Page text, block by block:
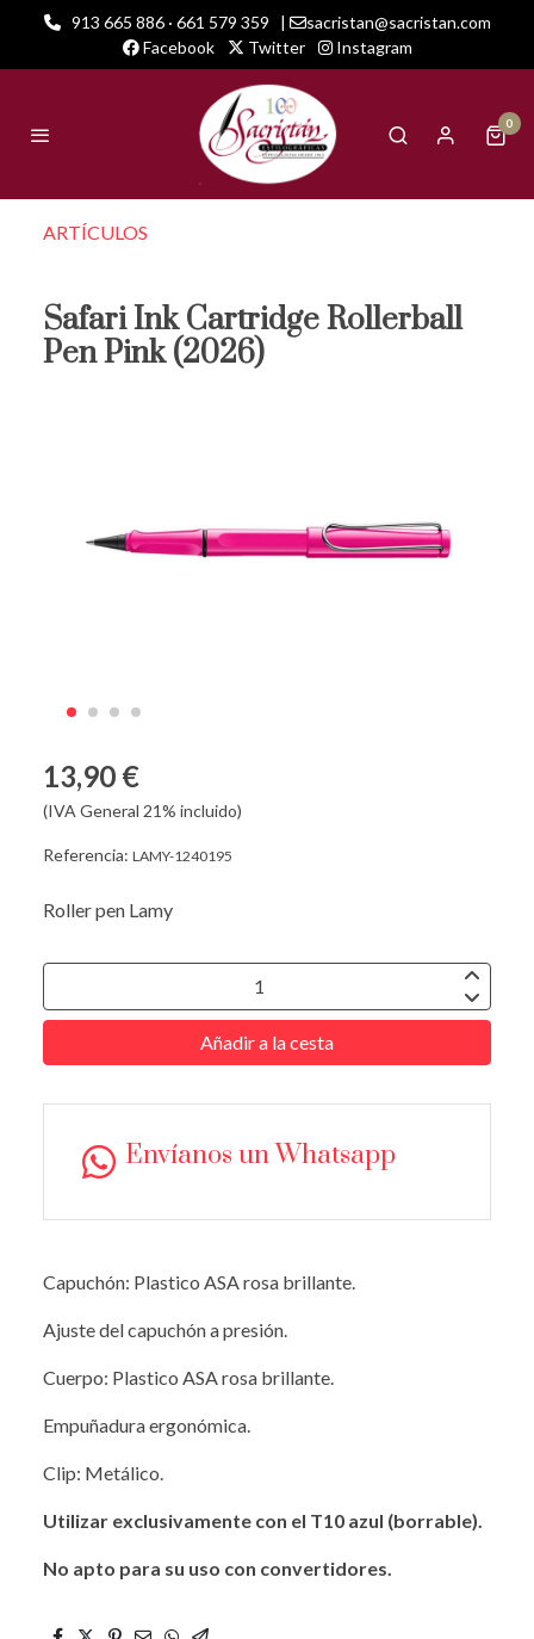
913 665 886 · 661 579 359 |
sacristan@sacristan.com
Facebook
Twitter Instagram
0
ARTÍCULOS
Safari Ink Cartridge Rollerball
Pen Pink (2026)
13,90 €
(IVA General 21% incluido)
Referencia: LAMY-1240195
Roller pen Lamy
Añadir a la cesta
Envíanos un Whatsapp
Capuchón: Plastico ASA rosa brillante.
Ajuste del capuchón a presión.
Cuerpo: Plastico ASA rosa brillante.
Empuñadura ergonómica.
Clip: Metálico.
Utilizar exclusivamente con el T10 azul (borrable).
No apto para su uso con convertidores.